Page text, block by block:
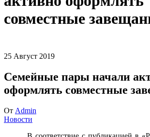
совместные
25 Август 2019
Семейные пары начали
оформлять совместные
От Admin
Новости